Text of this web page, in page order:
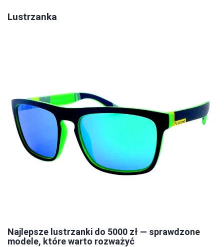
Lustrzanka
Najlepsze lustrzanki do 5000 zł — sprawdzone
modele, które warto rozważyć